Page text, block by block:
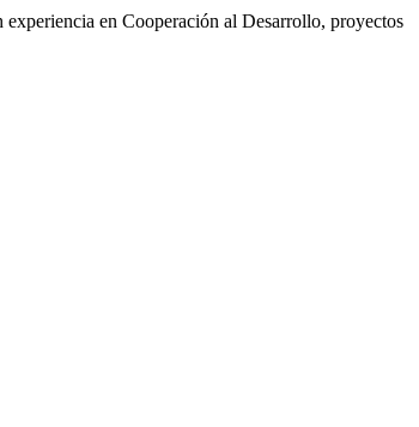
en Cooperación al Desarrollo, proyectos